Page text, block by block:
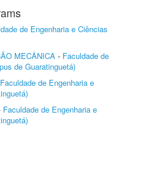
de Engenharia e Ciências
MECÂNICA - Faculdade de
de Guaratinguetá)
Faculdade de Engenharia e
Faculdade de Engenharia e